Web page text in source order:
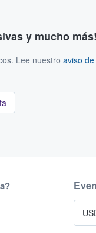
y mucho más!
Lee nuestro aviso